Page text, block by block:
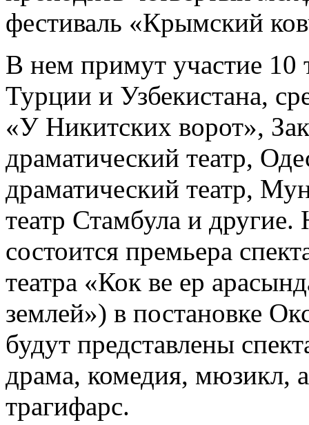
фестиваль «Крымский
В нем примут участие 10
Турции и Узбекистана,
«У Никитских ворот»,
драматический театр,
драматический театр,
театр Стамбула и
состоится премьера
театра «Кок ве ер
землей») в постановке
будут представлены
драма, комедия, мюзикл,
трагифарс.